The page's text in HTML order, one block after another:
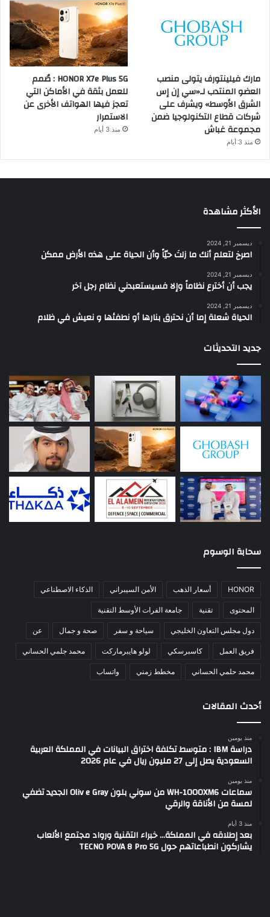
مارك فيلينتورف يتولى منصب
العضو المنتدب لـ«سي إن إس
الشرق الأوسط» ويشرف على
شركات قطاع التكنولوجيا ضمن
مجموعة غباش
منذ 3 أيام
HONOR X7e Plus 5G : صُمم
للعمل بثقة في الأماكن التي
تعجز فيها الهواتف الأخرى عن
الاستمرار
منذ 3 أيام
الأكثر مشاهدة
ديسمبر 21, 2024
‫اصرخ لتعلم أنك ما زلتَ حيّاً وأن الحياة على هذه الأرض ممكن
ديسمبر 21, 2024
يجب أن أخترع نظاماً وإلا فسيستعبدني نظام رجل آخر
ديسمبر 21, 2024
الحياة شعلة إما أن نحترق بنارها أو نطفئها و نعيش في ظلام
جديد التحديثات
سحابة الوسوم
HONOR أسعار الذهب الأمن السيبراني الذكاء الاصطناعي
المحتوى تقنية جامعة الفرات الأوسط التقنية
دول مجلس التعاون الخليجي سياحة و سفر صحة و جمال عن
فريق العمل كاسبرسكي لولو هايبرماركت محمد جلمي الحساني
محمد حلمي الحساني مخطط زمني واتساب
أحدث المقالات
منذ يومين
دراسة IBM : متوسط تكلفة اختراق البيانات في المملكة العربية
السعودية يصل إلى 27 مليون ريال في عام 2026
منذ يومين
سماعات WH-1000XM6 من سوني بلون Oliv e Gray الجديد تضفي
لمسة من الأناقة والرقي
منذ 3 أيام
بعد إطلاقه في المملكة… خبراء التقنية ورواد مجتمع الألعاب
يشاركون انطباعاتهم حول TECNO POVA 8 Pro 5G